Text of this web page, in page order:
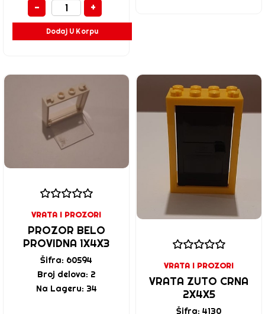
-
+
Dodaj U Korpu
VRATA I PROZORI
PROZOR BELO
PROVIDNA 1X4X3
Šifra: 60594
Broj delova: 2
Na Lageru: 34
VRATA I PROZORI
VRATA ZUTO CRNA
2X4X5
Šifra: 4130